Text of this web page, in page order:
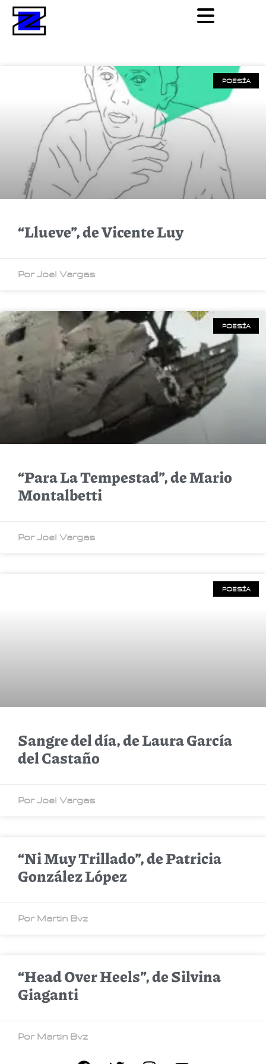
POESÍA
“Llueve”, de Vicente Luy
Por Joel Vargas
POESÍA
“Para La Tempestad”, de Mario
Montalbetti
Por Joel Vargas
POESÍA
Sangre del día, de Laura García
del Castaño
Por Joel Vargas
“Ni Muy Trillado”, de Patricia
González López
Por Martin Bvz
“Head Over Heels”, de Silvina
Giaganti
Por Martin Bvz